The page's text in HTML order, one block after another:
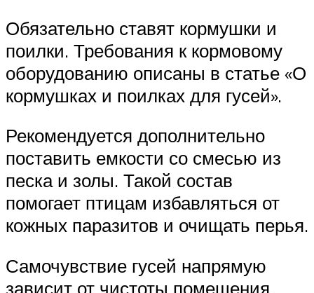
Обязательно ставят кормушки и
поилки. Требования к кормовому
оборудованию описаны в статье «О
кормушках и поилках для гусей».
Рекомендуется дополнительно
поставить емкости со смесью из
песка и золы. Такой состав
помогает птицам избавляться от
кожных паразитов и очищать перья.
Самочувствие гусей напрямую
зависит от чистоты помещения.